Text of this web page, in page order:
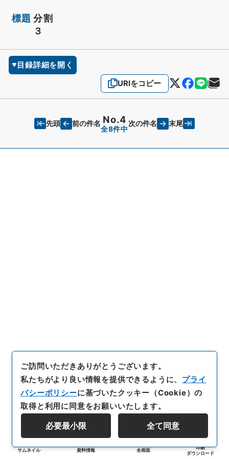
標題 分割
３
目録詳細を開く
URIをコピー
先頭 前の件名 No.4
全8件中
次の件名 末尾
サムネイル 資料情報 全画面
印刷
ダウンロード
ご訪問いただきありがとうございます。
私たちがより良い情報を提供できるように、 プライ
バシーポリシーに基づいたクッキー（Cookie）の
取得と利用に同意をお願いいたします。
必要最小限 全て同意